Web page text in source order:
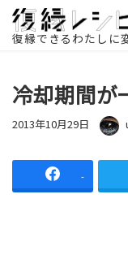
復縁できるわたしに
ホームページ 記事一
月で良い場合
冷却期間が
投稿日
2013年10月29日 著者
-